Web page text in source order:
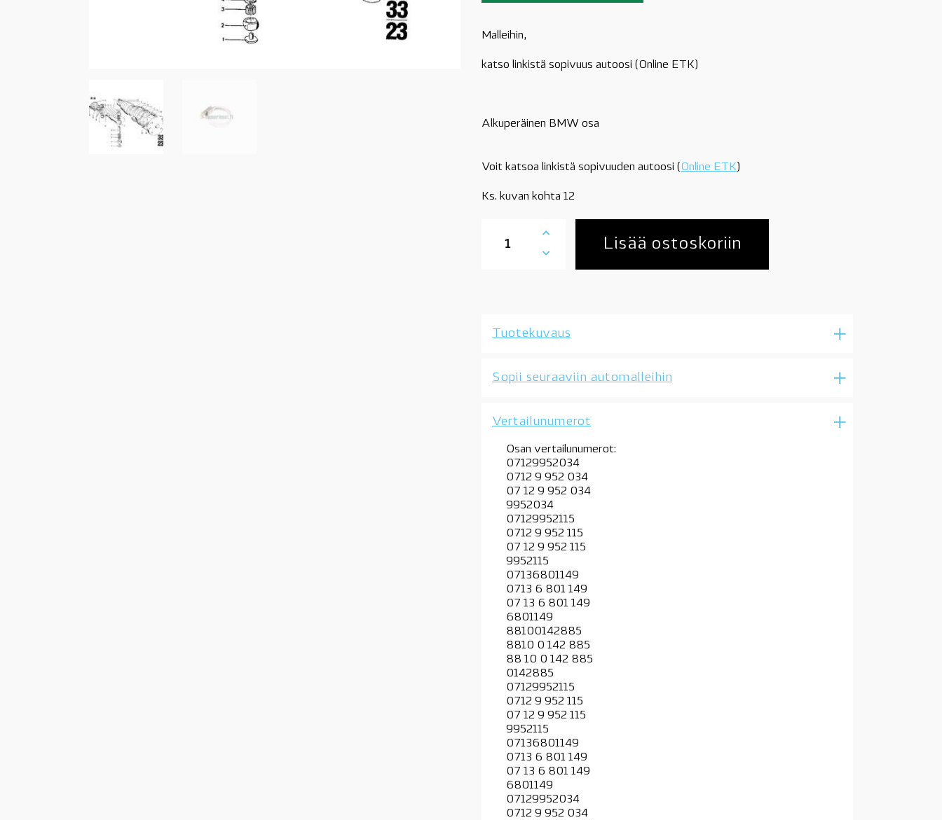
Malleihin,
katso linkistä sopivuus autoosi (Online ETK)
Alkuperäinen BMW osa
Voit katsoa linkistä sopivuuden autoosi (Online ETK)
Ks. kuvan kohta 12
BMW
Lisää ostoskoriin
Tuotekuvaus
Sopii seuraaviin automalleihin
Vertailunumerot
Osan vertailunumerot:
07129952034
0712 9 952 034
07 12 9 952 034
9952034
07129952115
0712 9 952 115
07 12 9 952 115
9952115
07136801149
0713 6 801 149
07 13 6 801 149
6801149
88100142885
8810 0 142 885
88 10 0 142 885
0142885
07129952115
0712 9 952 115
07 12 9 952 115
9952115
07136801149
0713 6 801 149
07 13 6 801 149
6801149
07129952034
0712 9 952 034